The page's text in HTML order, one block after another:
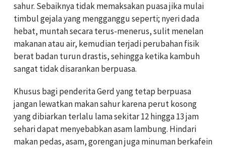
sahur. Sebaiknya tidak memaksakan puasa jika mulai
timbul gejala yang mengganggu seperti; nyeri dada
hebat, muntah secara terus-menerus, sulit menelan
makanan atau air, kemudian terjadi perubahan fisik
berat badan turun drastis, sehingga ketika kambuh
sangat tidak disarankan berpuasa.
Khusus bagi penderita Gerd yang tetap berpuasa
jangan lewatkan makan sahur karena perut kosong
yang dibiarkan terlalu lama sekitar 12 hingga 13 jam
sehari dapat menyebabkan asam lambung. Hindari
makan pedas, asam, gorengan juga minuman berkafein